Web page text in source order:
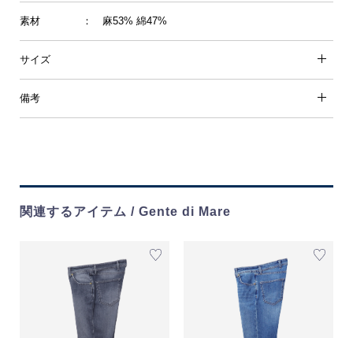
素材 ： 麻53% 綿47%
サイズ
備考
関連するアイテム / Gente di Mare